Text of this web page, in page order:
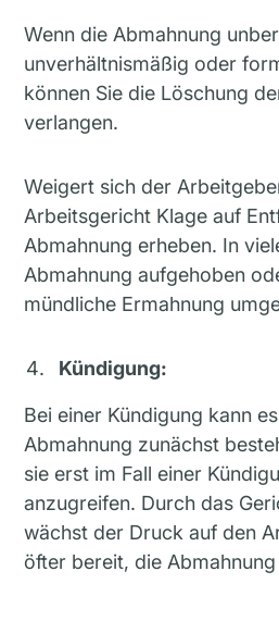
Wenn die Abmahnung
unverhältnismäßig oder
können Sie die Löschung
verlangen.
Weigert sich der
Arbeitsgericht Klage auf
Abmahnung erheben. In
Abmahnung aufgehoben
mündliche Ermahnung
Kündigung:
Bei einer Kündigung kann
Abmahnung zunächst
sie erst im Fall einer
anzugreifen. Durch das
wächst der Druck auf den
öfter bereit, die